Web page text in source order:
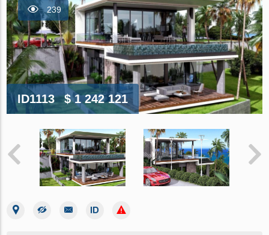
239
ID1113 $ 1 242 121